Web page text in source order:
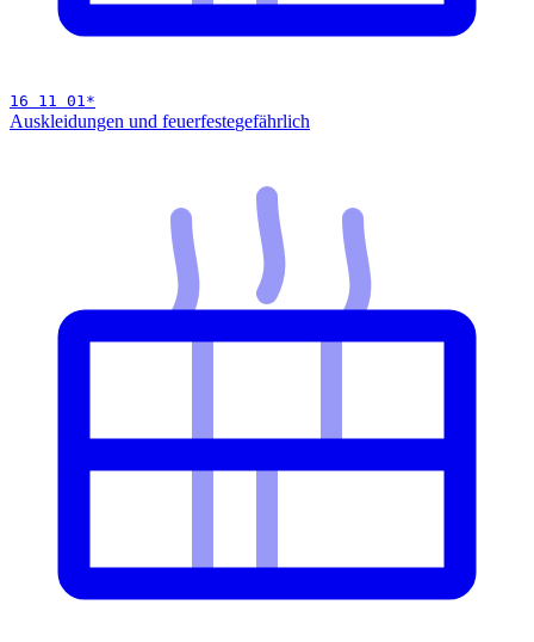
16 11 01 *
Auskleidungen und feuerfestegefährlich